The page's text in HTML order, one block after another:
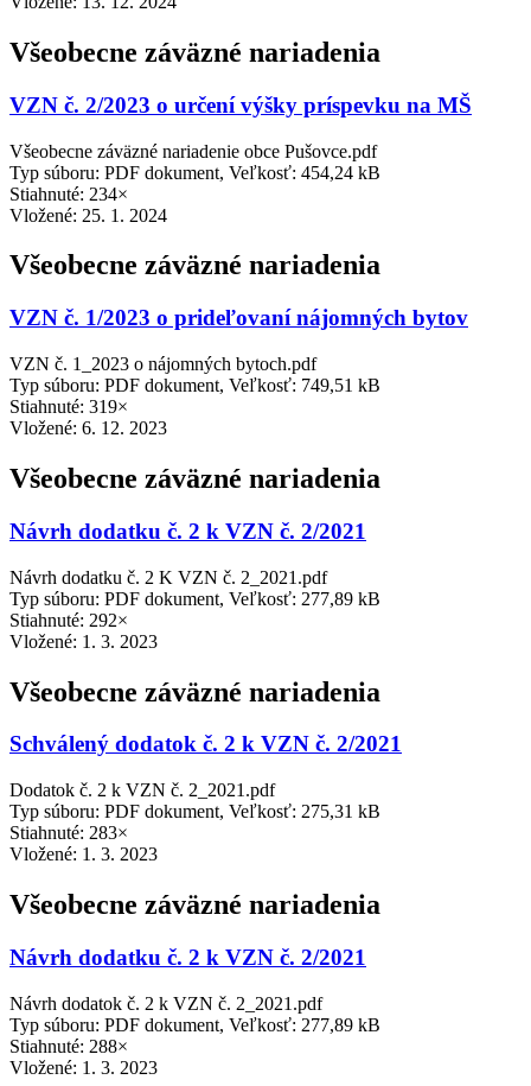
Všeobecne záväzné nariadenia
VZN č. 2/2023 o určení výšky príspevku na MŠ
Všeobecne záväzné nariadenie obce Pušovce.pdf
Typ súboru: PDF dokument, Veľkosť: 454,24 kB
Stiahnuté: 234×
Vložené: 25. 1. 2024
Všeobecne záväzné nariadenia
VZN č. 1/2023 o prideľovaní nájomných bytov
VZN č. 1_2023 o nájomných bytoch.pdf
Typ súboru: PDF dokument, Veľkosť: 749,51 kB
Stiahnuté: 319×
Vložené: 6. 12. 2023
Všeobecne záväzné nariadenia
Návrh dodatku č. 2 k VZN č. 2/2021
Návrh dodatku č. 2 K VZN č. 2_2021.pdf
Typ súboru: PDF dokument, Veľkosť: 277,89 kB
Stiahnuté: 292×
Vložené: 1. 3. 2023
Všeobecne záväzné nariadenia
Schválený dodatok č. 2 k VZN č. 2/2021
Dodatok č. 2 k VZN č. 2_2021.pdf
Typ súboru: PDF dokument, Veľkosť: 275,31 kB
Stiahnuté: 283×
Vložené: 1. 3. 2023
Všeobecne záväzné nariadenia
Návrh dodatku č. 2 k VZN č. 2/2021
Návrh dodatok č. 2 k VZN č. 2_2021.pdf
Typ súboru: PDF dokument, Veľkosť: 277,89 kB
Stiahnuté: 288×
Vložené: 1. 3. 2023